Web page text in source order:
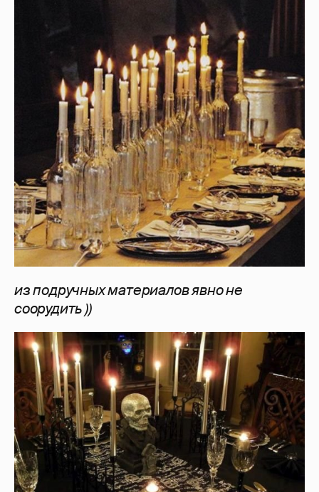
из подручных материалов явно не
соорудить ))